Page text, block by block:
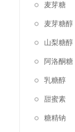
麦芽糖
麦芽糖醇
山梨糖醇
阿洛酮糖
乳糖醇
甜蜜素
糖精钠